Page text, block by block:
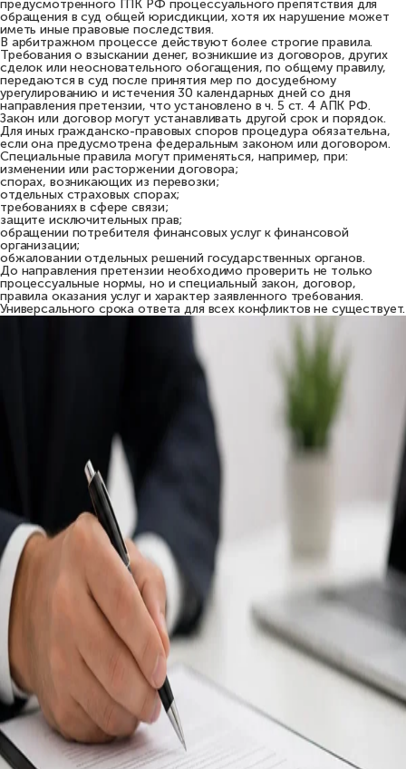
предусмотренного ГПК РФ процессуального препятствия для
обращения в суд общей юрисдикции, хотя их нарушение может
иметь иные правовые последствия.
В арбитражном процессе действуют более строгие правила.
Требования о взыскании денег, возникшие из договоров, других
сделок или неосновательного обогащения, по общему правилу,
передаются в суд после принятия мер по досудебному
урегулированию и истечения 30 календарных дней со дня
направления претензии, что установлено в ч. 5 ст. 4 АПК РФ.
Закон или договор могут устанавливать другой срок и порядок.
Для иных гражданско-правовых споров процедура обязательна,
если она предусмотрена федеральным законом или договором.
Специальные правила могут применяться, например, при:
изменении или расторжении договора;
спорах, возникающих из перевозки;
отдельных страховых спорах;
требованиях в сфере связи;
защите исключительных прав;
обращении потребителя финансовых услуг к финансовой
организации;
обжаловании отдельных решений государственных органов.
До направления претензии необходимо проверить не только
процессуальные нормы, но и специальный закон, договор,
правила оказания услуг и характер заявленного требования.
Универсального срока ответа для всех конфликтов не существует.